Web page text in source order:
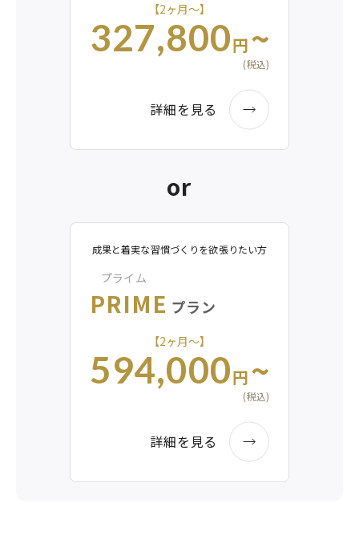
【2ヶ月〜】
327,800円~
(税込)
詳細を見る
or
成果と着実な習慣づくりを欲張りたい方
プライム
PRIME プラン
【2ヶ月〜】
594,000円~
(税込)
詳細を見る